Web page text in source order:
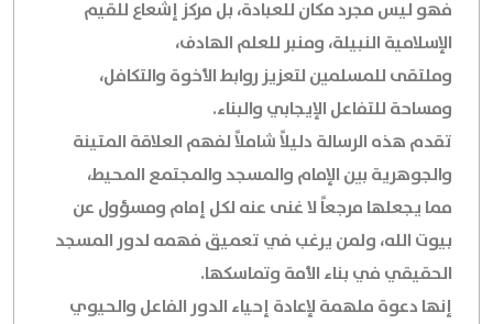
فهو ليس مجرد مكان للعبادة، بل مركز إشعاع للقيم
الإسلامية النبيلة، ومنبر للعلم الهادف،
وملتقى للمسلمين لتعزيز روابط الأخوة والتكافل،
ومساحة للتفاعل الإيجابي والبناء.
تقدم هذه الرسالة دليلاً شاملاً لفهم العلاقة المتينة
والجوهرية بين الإمام والمسجد والمجتمع المحيط،
مما يجعلها مرجعاً لا غنى عنه لكل إمام ومسؤول عن
بيوت الله، ولمن يرغب في تعميق فهمه لدور المسجد
الحقيقي في بناء الأمة وتماسكها.
إنها دعوة ملهمة لإعادة إحياء الدور الفاعل والحيوي